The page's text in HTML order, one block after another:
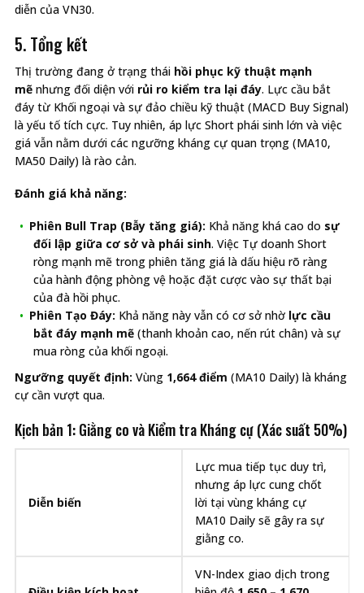
diễn của VN30.
5. Tổng kết
Thị trường đang ở trạng thái hồi phục kỹ thuật mạnh
mẽ nhưng đối diện với rủi ro kiểm tra lại đáy. Lực cầu bắt
đáy từ Khối ngoại và sự đảo chiều kỹ thuật (MACD Buy Signal)
là yếu tố tích cực. Tuy nhiên, áp lực Short phái sinh lớn và việc
giá vẫn nằm dưới các ngưỡng kháng cự quan trọng (MA10,
MA50 Daily) là rào cản.
Đánh giá khả năng:
Phiên Bull Trap (Bẫy tăng giá): Khả năng khá cao do sự
đối lập giữa cơ sở và phái sinh. Việc Tự doanh Short
ròng mạnh mẽ trong phiên tăng giá là dấu hiệu rõ ràng
của hành động phòng vệ hoặc đặt cược vào sự thất bại
của đà hồi phục.
Phiên Tạo Đáy: Khả năng này vẫn có cơ sở nhờ lực cầu
bắt đáy mạnh mẽ (thanh khoản cao, nến rút chân) và sự
mua ròng của khối ngoại.
Ngưỡng quyết định: Vùng 1,664 điểm (MA10 Daily) là kháng
cự cần vượt qua.
Kịch bản 1: Giằng co và Kiểm tra Kháng cự (Xác suất 50%)
Diễn biến
Lực mua tiếp tục duy trì,
nhưng áp lực cung chốt
lời tại vùng kháng cự
MA10 Daily sẽ gây ra sự
giằng co.
VN-Index giao dịch trong